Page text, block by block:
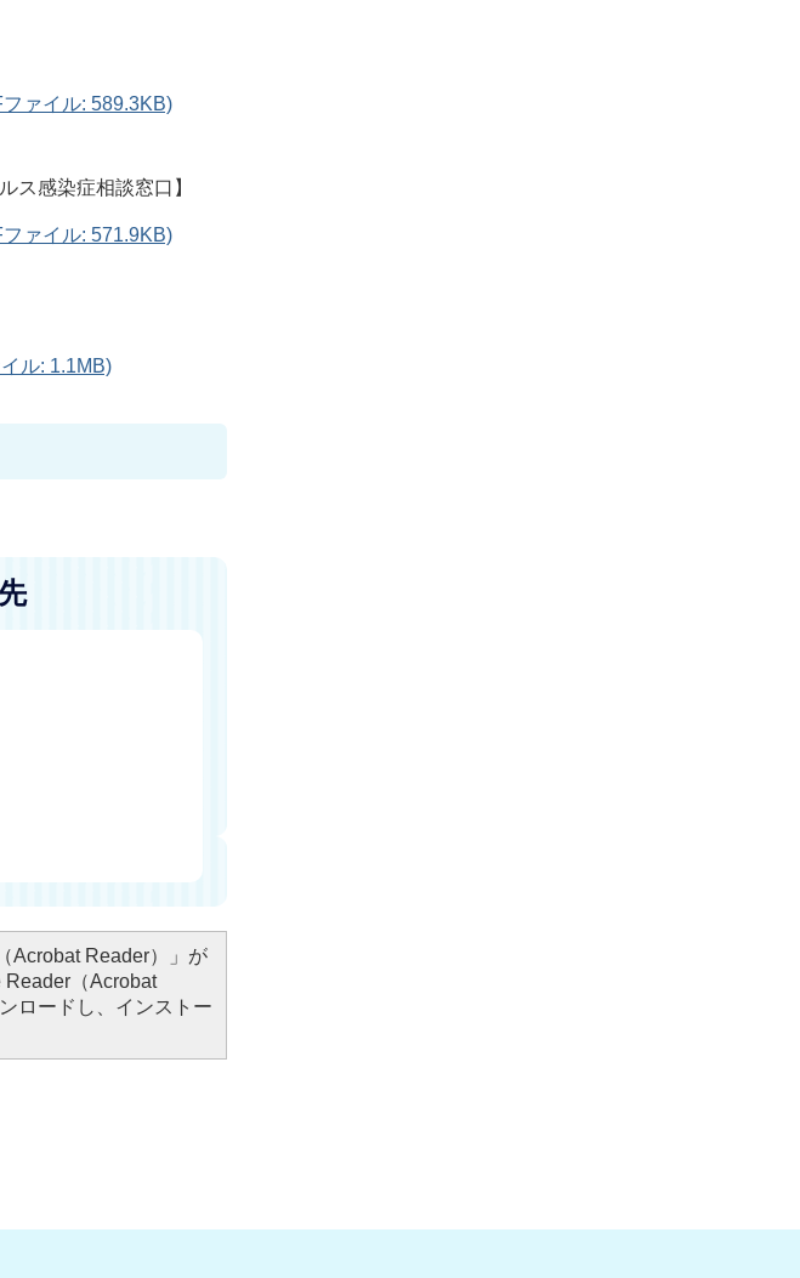
ァイル: 589.3KB)
ス感染症相談窓口】
ァイル: 571.9KB)
ル: 1.1MB)
Acrobat Reader）」が
（Acrobat
ロードし、インストー